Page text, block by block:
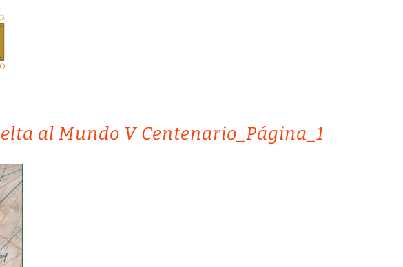
al Mundo V Centenario_Página_1